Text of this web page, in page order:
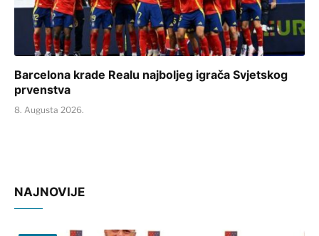
Barcelona krade Realu najboljeg igrača Svjetskog
prvenstva
8. Augusta 2026.
NAJNOVIJE